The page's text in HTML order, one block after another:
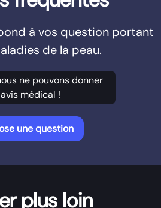
à vos question portant
de la peau.
ne pouvons donner
médical !
une question
plus loin